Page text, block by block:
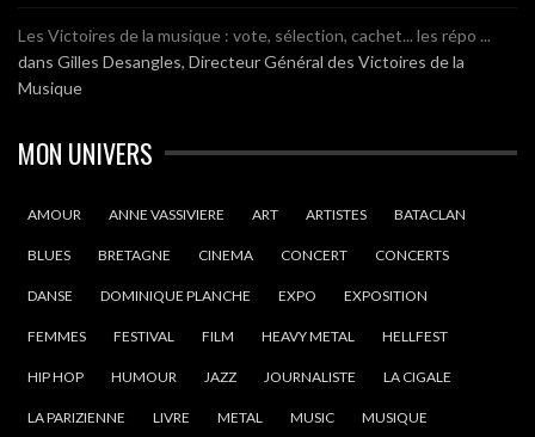
Les Victoires de la musique : vote, sélection, cachet... les répo ...
dans Gilles Desangles, Directeur Général des Victoires de la
Musique
MON UNIVERS
AMOUR ANNE VASSIVIERE ART ARTISTES BATACLAN
BLUES BRETAGNE CINEMA CONCERT CONCERTS
DANSE DOMINIQUE PLANCHE EXPO EXPOSITION
FEMMES FESTIVAL FILM HEAVY METAL HELLFEST
HIP HOP HUMOUR JAZZ JOURNALISTE LA CIGALE
LA PARIZIENNE LIVRE METAL MUSIC MUSIQUE